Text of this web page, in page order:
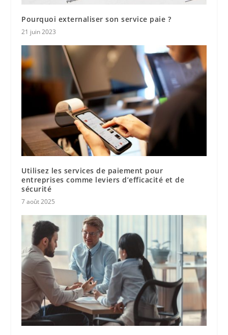
Pourquoi externaliser son service paie ?
21 juin 2023
Utilisez les services de paiement pour
entreprises comme leviers d’efficacité et de
sécurité
7 août 2025